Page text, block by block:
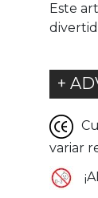
Este
+
variar